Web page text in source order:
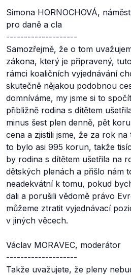
Simona HORNOCHOVÁ,
pro daně a cla
--------------------
Samozřejmě, že o tom
zákona, který je připravený,
rámci koaličních vyjednávání
skutečně nějakou podobnou
domníváme, my jsme si to
přibližně rodina s dítětem
minus šest plen denně, pět
cena a zjistili jsme, že za rok
to bylo asi 995 korun, takže
by rodina s dítětem ušetřila na
dětských plenách a přišlo nám
neadekvátní k tomu, pokud
dali a porušili vědomě právo
můžeme ztratit vyjednávací
v jiných věcech.
Václav MORAVEC, moderátor
--------------------
Takže uvažujete, že pleny